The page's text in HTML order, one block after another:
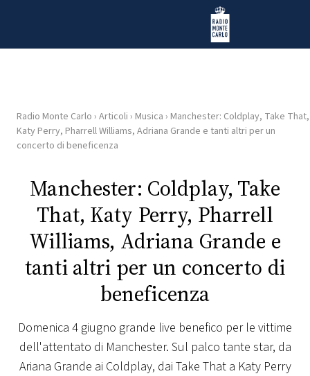
Radio Monte Carlo
HOME
WEB
RADIO
PLAYLIST
FOTO
Radio Monte Carlo › Articoli › Musica › Manchester: Coldplay, Take That,
Katy Perry, Pharrell Williams, Adriana Grande e tanti altri per un
concerto di beneficenza
Manchester: Coldplay, Take
That, Katy Perry, Pharrell
Williams, Adriana Grande e
tanti altri per un concerto di
beneficenza
Domenica 4 giugno grande live benefico per le vittime
dell'attentato di Manchester. Sul palco tante star, da
Ariana Grande ai Coldplay, dai Take That a Katy Perry